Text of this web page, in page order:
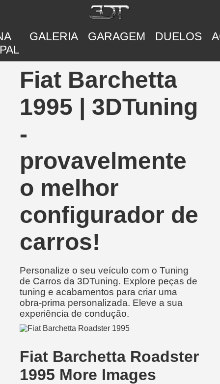
GALERIA GARAGEM DUELOS
Fiat Barchetta
1995 | 3DTuning
-
provavelmente
o melhor
configurador de
carros!
Personalize o seu veículo com o Tuning
de Carros da 3DTuning. Explore peças de
tuning e acabamentos para criar uma
obra-prima personalizada. Eleve a sua
experiência de condução.
Fiat Barchetta Roadster
1995 More Images